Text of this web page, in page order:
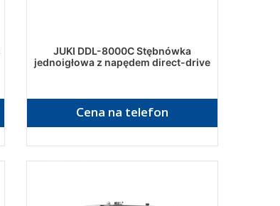
JUKI DDL-8000C Stębnówka
jednoigłowa z napędem direct-drive
Cena na telefon